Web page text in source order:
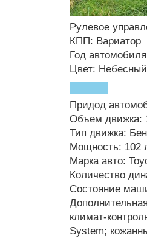
Рулевое
КПП: Вариатор
Год
Цвет: Небесный
Придод
Объем движка:
Тип движка:
Мощность: 102
Марка авто:
Количество
Состояние
климат-
System;